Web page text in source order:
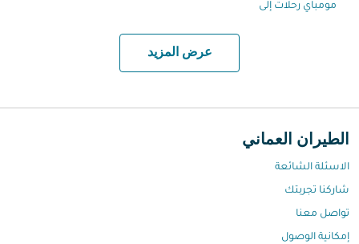
مومباي رحلات إلى
عرض المزيد
الطيران العماني
الاسئلة الشائعة
شاركنا تجربتك
تواصل معنا
إمكانية الوصول